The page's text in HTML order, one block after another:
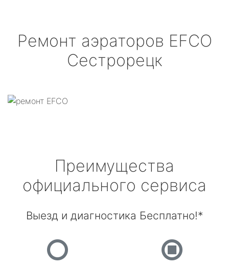
Ремонт аэраторов EFCO
Сестрорецк
Преимущества
официального сервиса
Выезд и диагностика Бесплатно!*